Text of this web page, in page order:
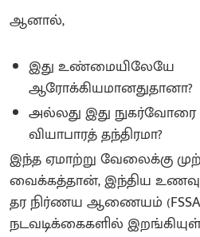
ஆனால்,
இது உண்மையிலேயே
ஆரோக்கியமானதுதானா?
அல்லது இது நுகர்வோரை
வியாபாரத் தந்திரமா?
இந்த ஏமாற்று வேலைக்கு
வைக்கத்தான், இந்திய உணவுப்
தர நிர்ணய ஆணையம்
நடவடிக்கைகளில்